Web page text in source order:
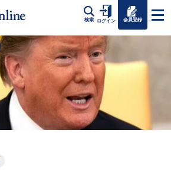
検索 ログイン 会員登録